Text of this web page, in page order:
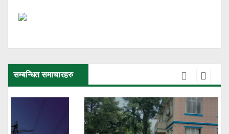
सम्बन्धित समाचारहरु